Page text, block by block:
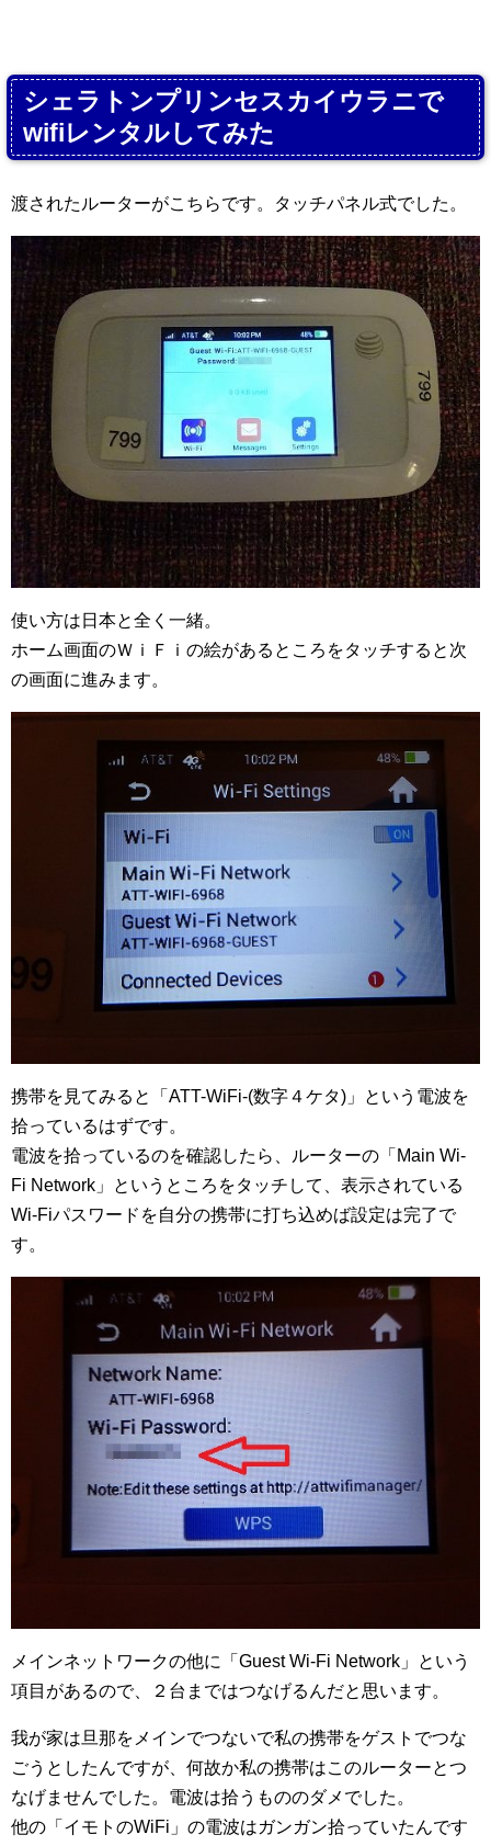
シェラトンプリンセスカイウラニで
wifiレンタルしてみた
渡されたルーターがこちらです。タッチパネル式でした。
使い方は日本と全く一緒。
ホーム画面のＷｉＦｉの絵があるところをタッチすると次
の画面に進みます。
携帯を見てみると「ATT-WiFi-(数字４ケタ)」という電波を
拾っているはずです。
電波を拾っているのを確認したら、ルーターの「Main Wi-
Fi Network」というところをタッチして、表示されている
Wi-Fiパスワードを自分の携帯に打ち込めば設定は完了で
す。
メインネットワークの他に「Guest Wi-Fi Network」という
項目があるので、２台まではつなげるんだと思います。
我が家は旦那をメインでつないで私の携帯をゲストでつな
ごうとしたんですが、何故か私の携帯はこのルーターとつ
なげませんでした。電波は拾うもののダメでした。
他の「イモトのWiFi」の電波はガンガン拾っていたんです